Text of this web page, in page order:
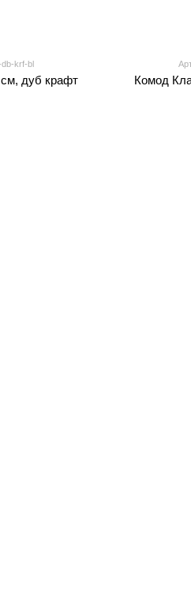
db-krf-bl
дуб крафт
Комод